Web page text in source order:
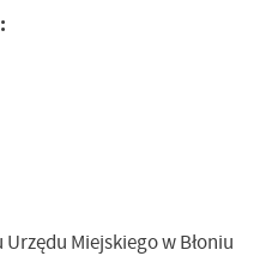
Miejskiego w Błoniu